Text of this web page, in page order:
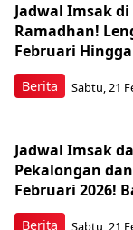
Berita
Jadwal Imsak
Ramadhan!
Februari
Sabtu, 21
Berita
Jadwal Imsak
Pekalongan
Februari 2026!
Sabtu, 21